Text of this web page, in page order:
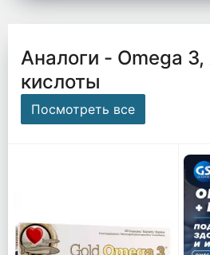
Аналоги - Omega
кислоты
Посмотреть все